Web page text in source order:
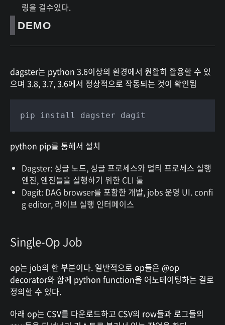
링을 걸수있다.
DEMO
dagster는 python 3.6이상의 환경에서 원활히 활용할 수 있
으며 3.8, 3.7, 3.6에서 정상적으로 작동되는 것이 확인됨
pip install dagster dagit
python pip를 통해서 설치
Dagster: 싱글 노드, 싱글 프로세스와 멀티 프로세스 실행
엔진, 엔진들을 실행하기 위한 CLI 툴
Dagit: DAG browser를 포함한 개발, jobs 운영 UI. confi
g editor, 라이브 실행 인터페이스
Single-Op Job
op는 job의 한 부분이다. 일반적으로 op들은 @op
decorator와 함께 python function을 어노테이팅하는 걸로
정의할 수 있다.
아래 op는 CSV를 다운로드하고 CSV의 row들과 로그들의